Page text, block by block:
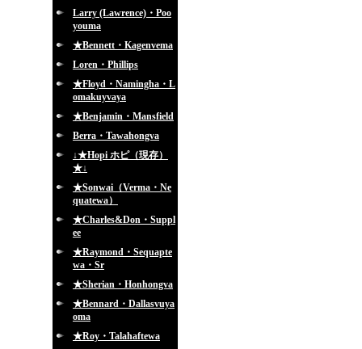
Larry (Lawrence)・Poo
youma
★Bennett・Kagenvema
Loren・Phillips
★Floyd・Namingha・L
omakuyvaya
★Benjamin・Mansfield
Berra・Tawahongva
↓★Hopi ホピ（現存）
★↓
★Sonwai（Verma・Ne
quatewa）
★Charles&Don・Suppl
ee
★Raymond・Sequapte
wa・Sr
★Sherian・Honhongva
★Bennard・Dallasvuya
oma
★Roy・Talahaftewa